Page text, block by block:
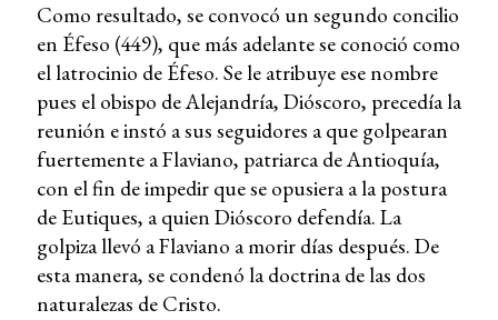
Como resultado, se convocó un segundo concilio
en Éfeso (449), que más adelante se conoció como
el latrocinio de Éfeso. Se le atribuye ese nombre
pues el obispo de Alejandría, Dióscoro, precedía la
reunión e instó a sus seguidores a que golpearan
fuertemente a Flaviano, patriarca de Antioquía,
con el fin de impedir que se opusiera a la postura
de Eutiques, a quien Dióscoro defendía. La
golpiza llevó a Flaviano a morir días después. De
esta manera, se condenó la doctrina de las dos
naturalezas de Cristo.